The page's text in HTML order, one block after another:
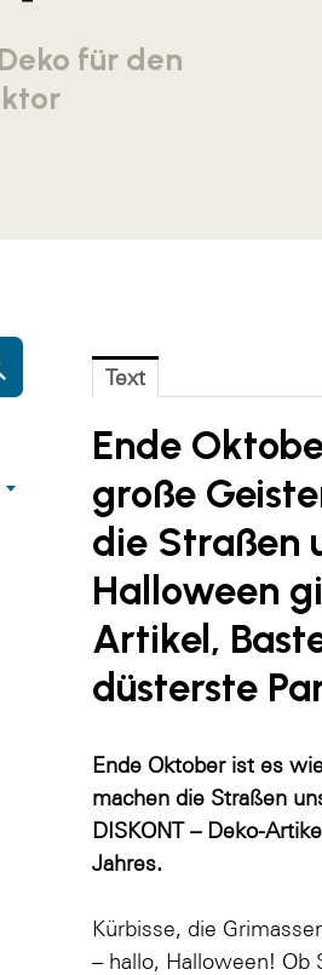
für den
Text
Ende
große
die Straßen
Halloween
Artikel,
düsterste
Ende Oktober ist es
machen die Straßen
DISKONT – Deko-
Jahres.
Kürbisse, die
– hallo, Halloween! Ob